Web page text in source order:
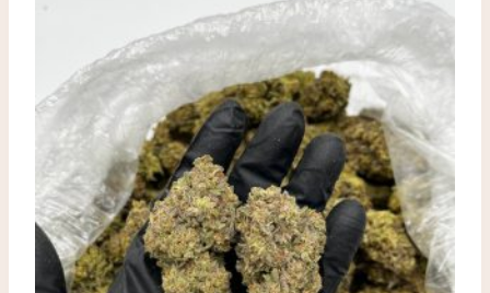
Valgmulighederne
kan
vælges
på
produktsiden